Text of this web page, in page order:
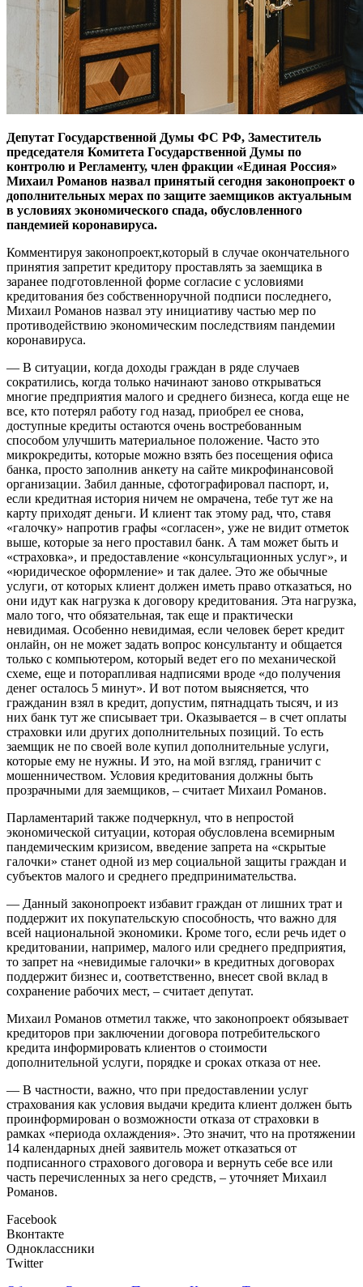
Депутат Государственной Думы ФС РФ, Заместитель
председателя Комитета Государственной Думы по
контролю и Регламенту, член фракции «Единая Россия»
Михаил Романов назвал принятый сегодня законопроект о
дополнительных мерах по защите заемщиков актуальным
в условиях экономического спада, обусловленного
пандемией коронавируса.
Комментируя законопроект,который в случае окончательного
принятия запретит кредитору проставлять за заемщика в
заранее подготовленной форме согласие с условиями
кредитования без собственноручной подписи последнего,
Михаил Романов назвал эту инициативу частью мер по
противодействию экономическим последствиям пандемии
коронавируса.
— В ситуации, когда доходы граждан в ряде случаев
сократились, когда только начинают заново открываться
многие предприятия малого и среднего бизнеса, когда еще не
все, кто потерял работу год назад, приобрел ее снова,
доступные кредиты остаются очень востребованным
способом улучшить материальное положение. Часто это
микрокредиты, которые можно взять без посещения офиса
банка, просто заполнив анкету на сайте микрофинансовой
организации. Забил данные, сфотографировал паспорт, и,
если кредитная история ничем не омрачена, тебе тут же на
карту приходят деньги. И клиент так этому рад, что, ставя
«галочку» напротив графы «согласен», уже не видит отметок
выше, которые за него проставил банк. А там может быть и
«страховка», и предоставление «консультационных услуг», и
«юридическое оформление» и так далее. Это же обычные
услуги, от которых клиент должен иметь право отказаться, но
они идут как нагрузка к договору кредитования. Эта нагрузка,
мало того, что обязательная, так еще и практически
невидимая. Особенно невидимая, если человек берет кредит
онлайн, он не может задать вопрос консультанту и общается
только с компьютером, который ведет его по механической
схеме, еще и поторапливая надписями вроде «до получения
денег осталось 5 минут». И вот потом выясняется, что
гражданин взял в кредит, допустим, пятнадцать тысяч, и из
них банк тут же списывает три. Оказывается – в счет оплаты
страховки или других дополнительных позиций. То есть
заемщик не по своей воле купил дополнительные услуги,
которые ему не нужны. И это, на мой взгляд, граничит с
мошенничеством. Условия кредитования должны быть
прозрачными для заемщиков, – считает Михаил Романов.
Парламентарий также подчеркнул, что в непростой
экономической ситуации, которая обусловлена всемирным
пандемическим кризисом, введение запрета на «скрытые
галочки» станет одной из мер социальной защиты граждан и
субъектов малого и среднего предпринимательства.
— Данный законопроект избавит граждан от лишних трат и
поддержит их покупательскую способность, что важно для
всей национальной экономики. Кроме того, если речь идет о
кредитовании, например, малого или среднего предприятия,
то запрет на «невидимые галочки» в кредитных договорах
поддержит бизнес и, соответственно, внесет свой вклад в
сохранение рабочих мест, – считает депутат.
Михаил Романов отметил также, что законопроект обязывает
кредиторов при заключении договора потребительского
кредита информировать клиентов о стоимости
дополнительной услуги, порядке и сроках отказа от нее.
— В частности, важно, что при предоставлении услуг
страхования как условия выдачи кредита клиент должен быть
проинформирован о возможности отказа от страховки в
рамках «периода охлаждения». Это значит, что на протяжении
14 календарных дней заявитель может отказаться от
подписанного страхового договора и вернуть себе все или
часть перечисленных за него средств, – уточняет Михаил
Романов.
Facebook
Вконтакте
Одноклассники
Twitter